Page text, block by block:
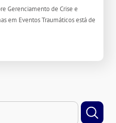
Gerenciamento de Crise e
em Eventos Traumáticos está de